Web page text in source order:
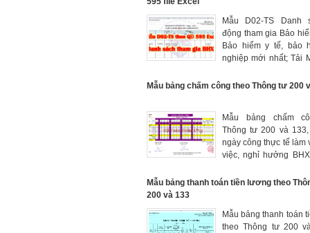
Mẫu D02-TS Danh
động tham gia Bảo
Bảo hiểm y tế, bảo
nghiệp mới nhất; Tải
Excel.
Mẫu bảng chấm công theo Thông tư 200
Mẫu bảng chấm
Thông tư 200 và
ngày công thực tế làm
việc, nghỉ hưởng
xã hội trả thay lương
Mẫu bảng thanh toán tiền lương theo
200 và 133
Mẫu bảng thanh toán
theo Thông tư 200